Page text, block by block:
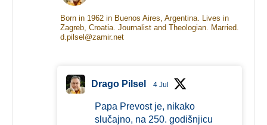
Born in 1962 in Buenos Aires, Argentina. Lives in
Zagreb, Croatia. Journalist and Theologian. Married.
d.pilsel@zamir.net
Drago Pilsel 4 Jul
Papa Prevost je, nikako
slučajno, na 250. godišnjicu